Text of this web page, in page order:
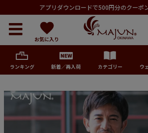
アプリダウンロードで500円分のクーポ
お気に入り
ランキング 新着／再入荷 カテゴリー ウ
メンズ
レディース